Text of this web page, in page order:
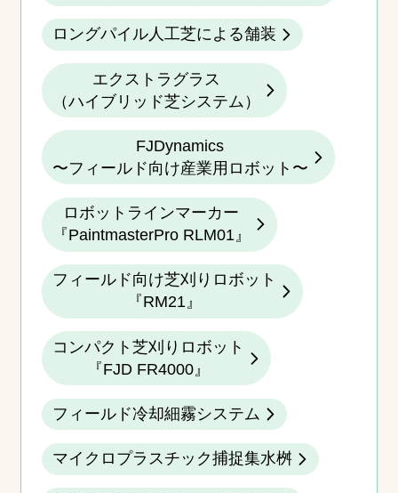
ロングパイル人工芝による舗装
エクストラグラス
（ハイブリッド芝システム）
FJDynamics
〜フィールド向け産業用ロボット〜
ロボットラインマーカー
『PaintmasterPro RLM01』
フィールド向け芝刈りロボット
『RM21』
コンパクト芝刈りロボット
『FJD FR4000』
フィールド冷却細霧システム
マイクロプラスチック捕捉集水桝